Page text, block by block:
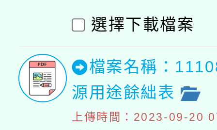
選擇下載檔案
檔案名稱：
源用途餘絀表
上傳時間：2023-09-20